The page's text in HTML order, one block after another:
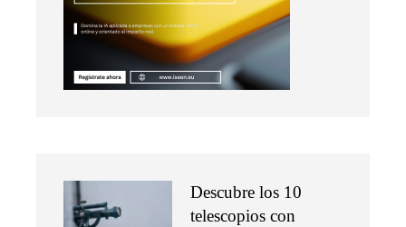
Descubre los 10
telescopios con